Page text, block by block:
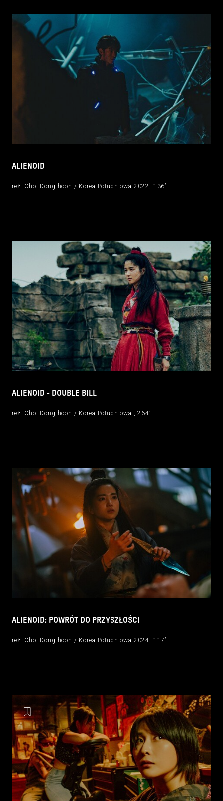
ALIENOID
reż. Choi Dong-hoon / Korea Południowa 2022, 136’
ALIENOID - DOUBLE BILL
reż. Choi Dong-hoon / Korea Południowa , 264’
ALIENOID: POWRÓT DO PRZYSZŁOŚCI
reż. Choi Dong-hoon / Korea Południowa 2024, 117’